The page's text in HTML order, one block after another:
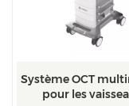
Système OCT
pour les